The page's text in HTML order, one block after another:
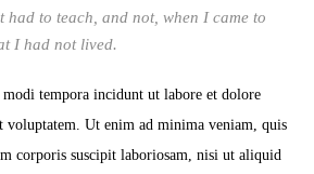
had to teach, and not, when I came to
I had not lived.
tempora incidunt ut labore et dolore
voluptatem. Ut enim ad minima veniam, quis
corporis suscipit laboriosam, nisi ut aliquid